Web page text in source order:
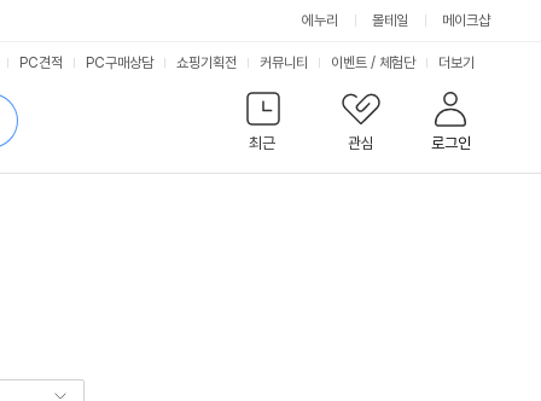
에누리 몰테일 메이크샵
최근
관심 로그인
PC견적 PC구매상담 쇼핑기획전 커뮤니티 이벤트 / 체험단 서
비
스
더보기